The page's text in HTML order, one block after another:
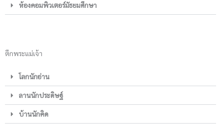
ห้องคอมพิวเตอร์มัธยมศึกษา
ตึกพระแม่เจ้า
โลกนักอ่าน
ลานนักประดิษฐ์
บ้านนักคิด